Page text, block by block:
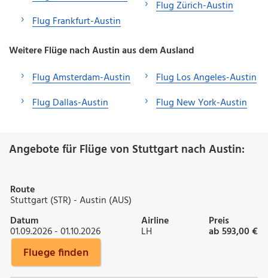
Flug Frankfurt-Austin
Flug Zürich-Austin
Weitere Flüge nach Austin aus dem Ausland
Flug Amsterdam-Austin
Flug Dallas-Austin
Flug Los Angeles-Austin
Flug New York-Austin
Angebote für Flüge von Stuttgart nach Austin:
Route
Stuttgart (STR) - Austin (AUS)
Datum
01.09.2026 - 01.10.2026
Airline
LH
Preis
ab 593,00 €
Fluege finden